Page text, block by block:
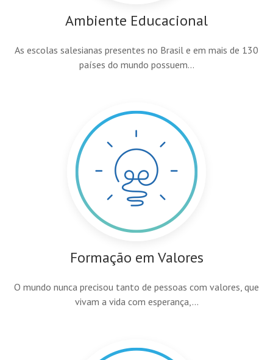
Ambiente Educacional
As escolas salesianas presentes no Brasil e em mais de 130
países do mundo possuem...
Formação em Valores
O mundo nunca precisou tanto de pessoas com valores, que
vivam a vida com esperança,...